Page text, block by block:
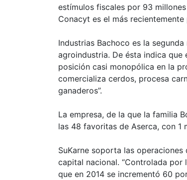
estímulos fiscales por 93
Conacyt es el más
Industrias Bachoco es la
agroindustria. De ésta indica
posición casi monopólica en la
comercializa cerdos, procesa
ganaderos”.
La empresa, de la que la familia
las 48 favoritas de Aserca, con 1
SuKarne soporta las operaciones
capital nacional. “Controlada
que en 2014 se incrementó 60